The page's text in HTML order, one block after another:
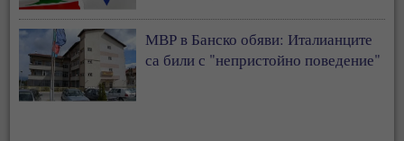
МВР в Банско обяви: Италианците
са били с "непристойно поведение"